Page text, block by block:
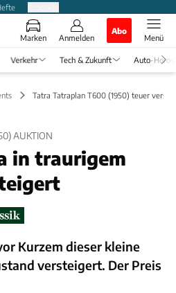
Marken Anmelden
Abo
Menü
Verkehr Tech & Zukunft Auto-
Tatra Tatraplan T600 (1950) teuer
AUKTION
in traurigem
Kurzem dieser kleine
versteigert. Der Preis